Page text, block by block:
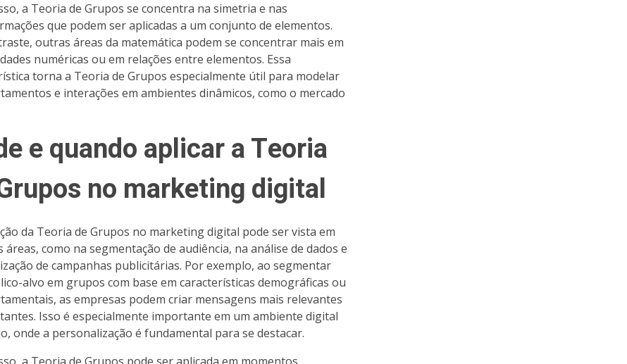
a Teoria de Grupos se concentra na simetria e nas
que podem ser aplicadas a um conjunto de elementos.
outras áreas da matemática podem se concentrar mais em
numéricas ou em relações entre elementos. Essa
torna a Teoria de Grupos especialmente útil para modelar
e interações em ambientes dinâmicos, como o mercado
e quando aplicar a Teoria
no marketing digital
da Teoria de Grupos no marketing digital pode ser vista em
áreas, como na segmentação de audiência, na análise de dados e
de campanhas publicitárias. Por exemplo, ao segmentar
alvo em grupos com base em características demográficas ou
as empresas podem criar mensagens mais relevantes
Isso é especialmente importante em um ambiente digital
onde a personalização é fundamental para se destacar.